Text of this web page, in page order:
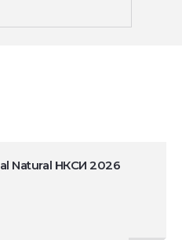
Natural НКСИ 2026